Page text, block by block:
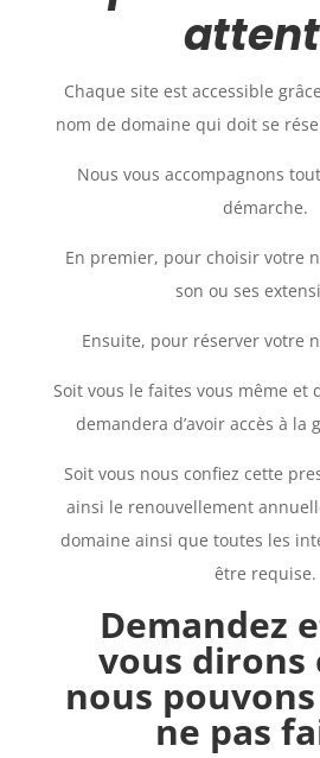
Chaque site est accessible
nom de domaine qui doit se
Nous vous accompagnons
démarche.
En premier, pour choisir votre
son ou ses
Ensuite, pour réserver votre
Soit vous le faites vous même et
demandera d’avoir accès à la
Soit vous nous confiez cette
ainsi le renouvellement
domaine ainsi que toutes les
être requise.
Demandez
vous dirons
nous
ne pas